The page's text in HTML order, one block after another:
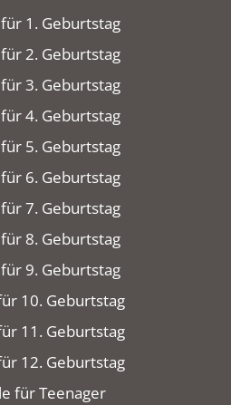
1. Geburtstag
2. Geburtstag
3. Geburtstag
4. Geburtstag
5. Geburtstag
6. Geburtstag
7. Geburtstag
8. Geburtstag
9. Geburtstag
10. Geburtstag
11. Geburtstag
12. Geburtstag
für Teenager